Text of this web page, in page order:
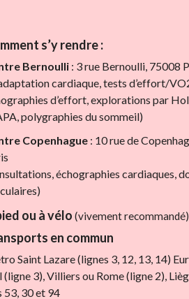
s’y rendre :
Bernoulli: 3 rue Bernoulli, 75008
cardiaque, tests d’effort/
d’effort, explorations par
polygraphies du sommeil)
Copenhague: 10 rue de
échographies cardiaques,
ou à vélo (vivement recommandé)
en commun
Saint Lazare (lignes 3, 12, 13, 14)
(ligne 3), Villiers ou Rome (ligne 2),
53, 30 et 94